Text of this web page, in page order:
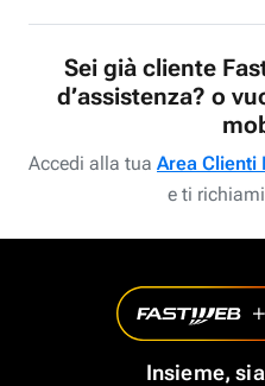
Sei già cliente
d’assistenza? o
Accedi alla tua Area Clienti
e ti
Insieme,